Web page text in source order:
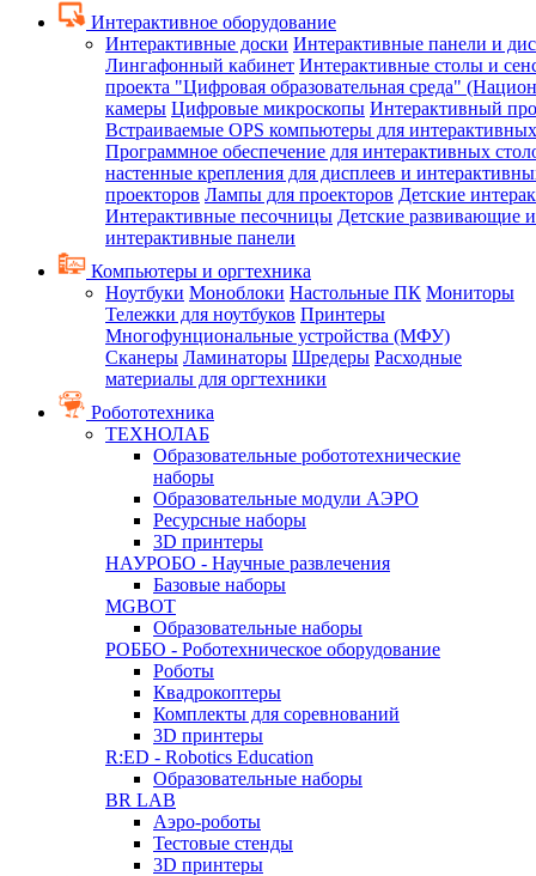
Интерактивное оборудование
Интерактивные доски Интерактивные панели и
Лингафонный кабинет Интерактивные столы и
проекта "Цифровая образовательная среда"
камеры Цифровые микроскопы Интерактивный
Встраиваемые OPS компьютеры для
Программное обеспечение для интерактивных
настенные крепления для дисплеев и
проекторов Лампы для проекторов Детские
Интерактивные песочницы Детские развивающие
интерактивные панели
Компьютеры и оргтехника
Ноутбуки Моноблоки Настольные ПК Мониторы
Тележки для ноутбуков Принтеры
Многофунциональные устройства (МФУ)
Сканеры Ламинаторы Шредеры Расходные
материалы для оргтехники
Робототехника
ТЕХНОЛАБ
Образовательные робототехнические
наборы
Образовательные модули АЭРО
Ресурсные наборы
3D принтеры
НАУРОБО - Научные развлечения
Базовые наборы
MGBOT
Образовательные наборы
РОББО - Роботехническое оборудование
Роботы
Квадрокоптеры
Комплекты для соревнований
3D принтеры
R:ED - Robotics Education
Образовательные наборы
BR LAB
Аэро-роботы
Тестовые стенды
3D принтеры